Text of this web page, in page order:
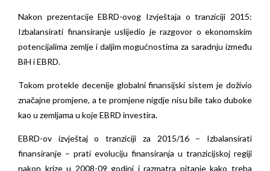
Nakon prezentacije EBRD-ovog Izvještaja o tranziciji 2015:
Izbalansirati finansiranje uslijedio je razgovor o ekonomskim
potencijalima zemlje i daljim mogućnostima za saradnju između
BiH i EBRD.
Tokom protekle decenije globalni finansijski sistem je doživio
značajne promjene, a te promjene nigdje nisu bile tako duboke
kao u zemljama u koje EBRD investira.
EBRD-ov izvještaj o tranziciji za 2015/16 – Izbalansirati
finansiranje – prati evoluciju finansiranja u tranzicijskoj regiji
nakon krize u 2008-09 godini i razmatra pitanje kako treba